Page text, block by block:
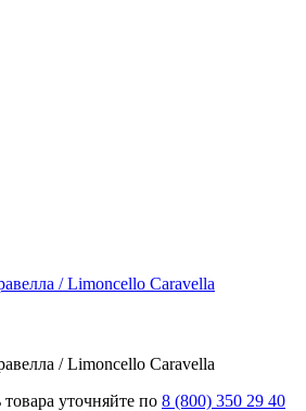
/ Limoncello Caravella
/ Limoncello Caravella
уточняйте по 8 (800) 350 29 40